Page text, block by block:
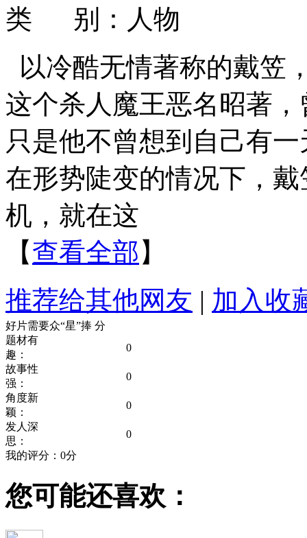
类 别：人物
以冷酷无情著称的戴笠
这个杀人魔王恶名昭著
只是他不曾想到自己有
在形势陡变的情况下，
机，就在这
【查看全部 】
推荐给其他网友 | 加入收
好片需要众“星”捧 分
题材有
趣：
0
故事性
强：
0
角度新
颖：
0
发人深
思：
0
我的评分： 0分
您可能还喜欢：